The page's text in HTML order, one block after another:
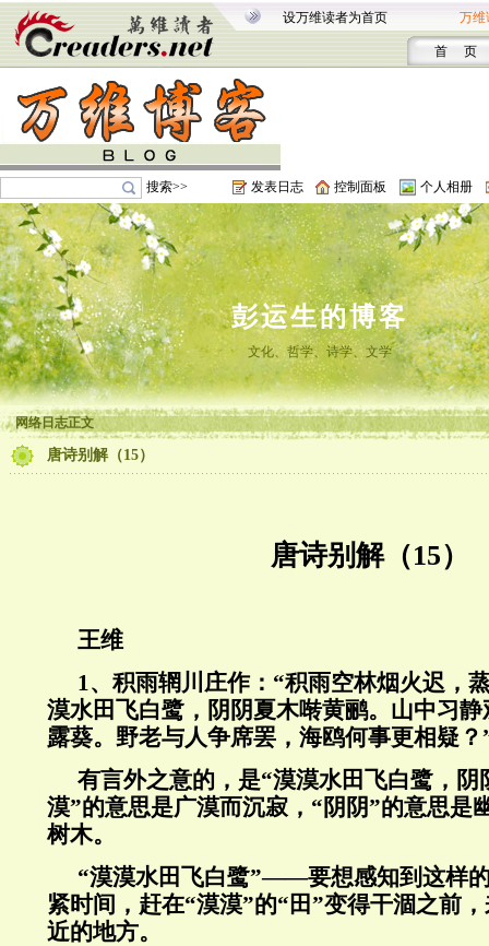
设万维读者为首页 万维
首 页
搜索>> 发表日志 控制面板 个人相册
彭运生的博客
文化、哲学、诗学、文学
网络日志正文
唐诗别解（15）
唐诗别解（15）
王维
1、积雨辋川庄作：“积雨空林烟火迟，
漠水田飞白鹭，阴阴夏木啭黄鹂。山中习
露葵。野老与人争席罢，海鸥何事更相疑？
有言外之意的，是“漠漠水田飞白鹭，阴
漠”的意思是广漠而沉寂，“阴阴”的意思是
树木。
“漠漠水田飞白鹭”——要想感知到这样
紧时间，赶在“漠漠”的“田”变得干涸之前
近的地方。